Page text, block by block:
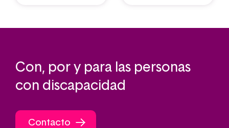
Con, por y para las personas
con discapacidad
Contacto